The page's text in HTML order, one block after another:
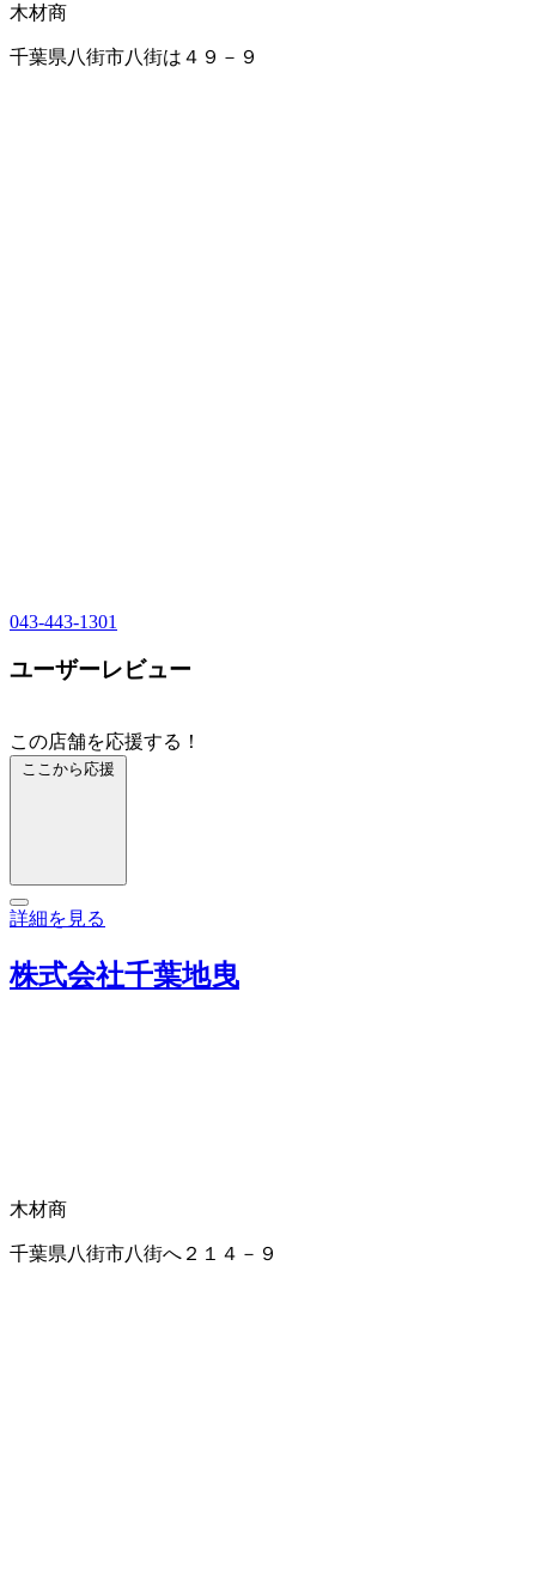
木材商
千葉県八街市八街は４９－９
043-443-1301
ユーザーレビュー
この店舗を応援する！
ここから応援
詳細を見る
株式会社千葉地曳
木材商
千葉県八街市八街へ２１４－９